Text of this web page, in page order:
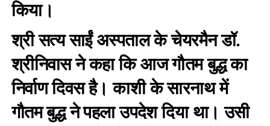
किया।
श्री सत्य साईं अस्पताल के चेयरमैन डॉ.
श्रीनिवास ने कहा कि आज गौतम बुद्ध का
निर्वाण दिवस है। काशी के सारनाथ में
गौतम बुद्ध ने पहला उपदेश दिया था। उसी